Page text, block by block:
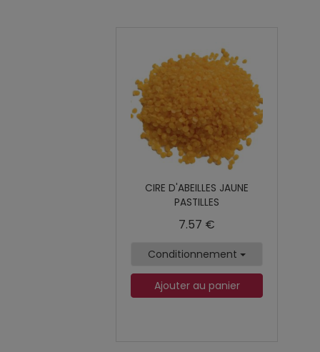
CIRE D'ABEILLES JAUNE
PASTILLES
7.57 €
Conditionnement
Ajouter au panier